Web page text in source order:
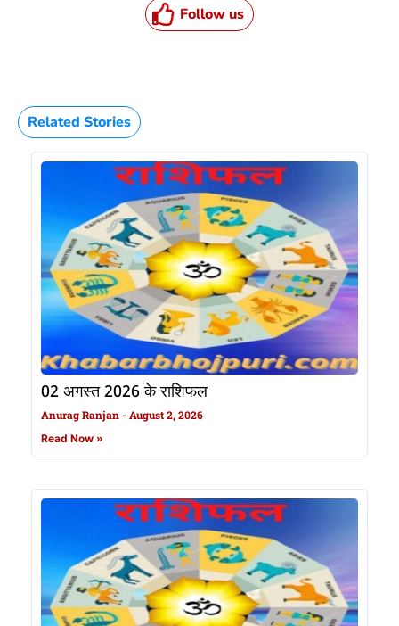
Follow us
Related Stories
02 अगस्त 2026 के राशिफल
Anurag Ranjan August 2, 2026
Read Now »